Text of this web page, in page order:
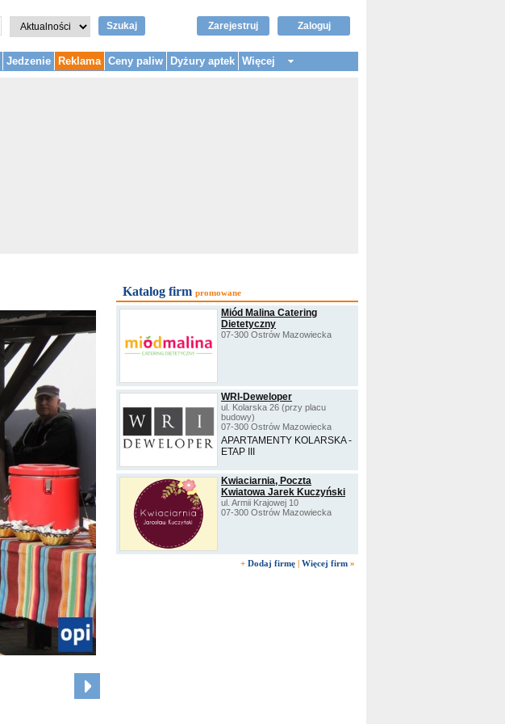
Szukaj Zaloguj
Zarejestruj
Jedzenie Reklama Ceny paliw Dyżury aptek Więcej
Katalog firm promowane
Miód Malina Catering
Dietetyczny
07-300 Ostrów Mazowiecka
WRI-Deweloper
ul. Kolarska 26 (przy placu
budowy)
07-300 Ostrów Mazowiecka
APARTAMENTY KOLARSKA -
ETAP III
Kwiaciarnia, Poczta
Kwiatowa Jarek Kuczyński
ul. Armii Krajowej 10
07-300 Ostrów Mazowiecka
+ Dodaj firmę | Więcej firm »